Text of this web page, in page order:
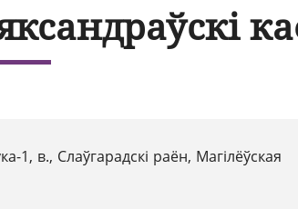
1, в., Слаўгарадскі раён, Магілёўская